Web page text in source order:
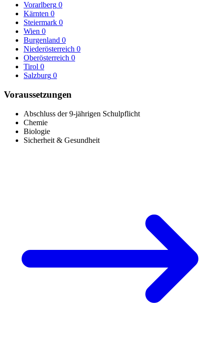
Vorarlberg 0
Kärnten 0
Steiermark 0
Wien 0
Burgenland 0
Niederösterreich 0
Oberösterreich 0
Tirol 0
Salzburg 0
Voraussetzungen
Abschluss der 9-jährigen Schulpflicht
Chemie
Biologie
Sicherheit & Gesundheit